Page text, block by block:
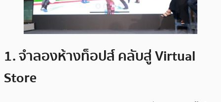
1. จำลองห้างท็อปส์ คลับสู่ Virtual
Store